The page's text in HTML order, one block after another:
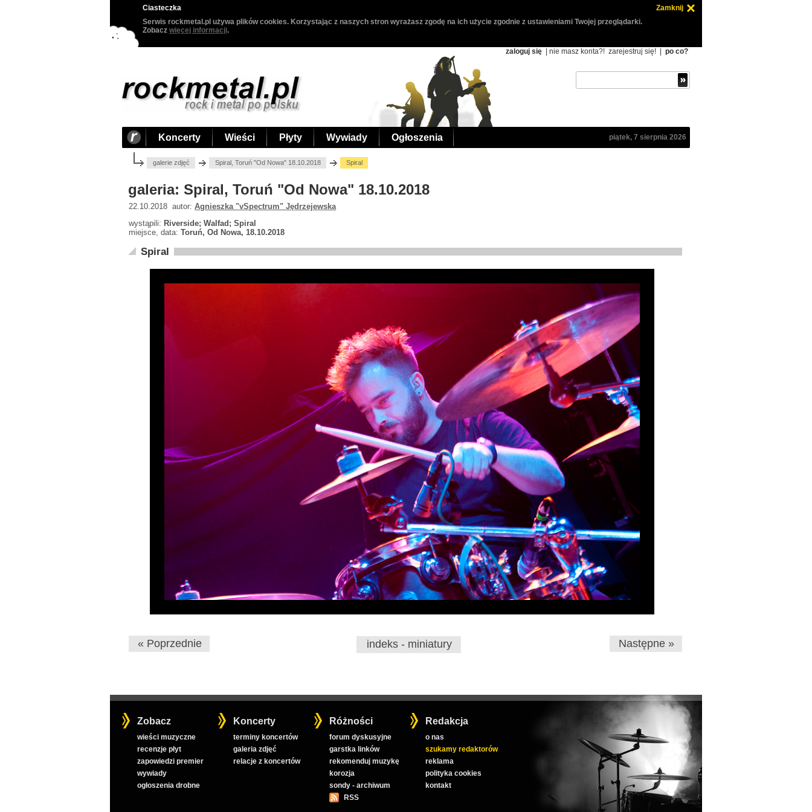
Ciasteczka
Zamknij
Serwis rockmetal.pl używa plików cookies. Korzystając z naszych stron wyrażasz zgodę na ich użycie zgodnie z ustawieniami Twojej przeglądarki.
Zobacz więcej informacji.
zaloguj się | nie masz konta?! zarejestruj się! po co?
Koncerty Wieści Płyty Wywiady Ogłoszenia piątek, 7 sierpnia 2026
galerie zdjęć Spiral, Toruń "Od Nowa" 18.10.2018 Spiral
galeria: Spiral, Toruń "Od Nowa" 18.10.2018
22.10.2018 autor: Agnieszka "vSpectrum" Jędrzejewska
wystąpili: Riverside; Walfad; Spiral
miejsce, data: Toruń, Od Nowa, 18.10.2018
Spiral
« Poprzednie indeks - miniatury Następne »
Zobacz
wieści muzyczne
recenzje płyt
zapowiedzi premier
wywiady
ogłoszenia drobne
Koncerty
terminy koncertów
galeria zdjęć
relacje z koncertów
Różności
forum dyskusyjne
garstka linków
rekomenduj muzykę
korozja
sondy - archiwum
RSS
Redakcja
o nas
szukamy redaktorów
reklama
polityka cookies
kontakt